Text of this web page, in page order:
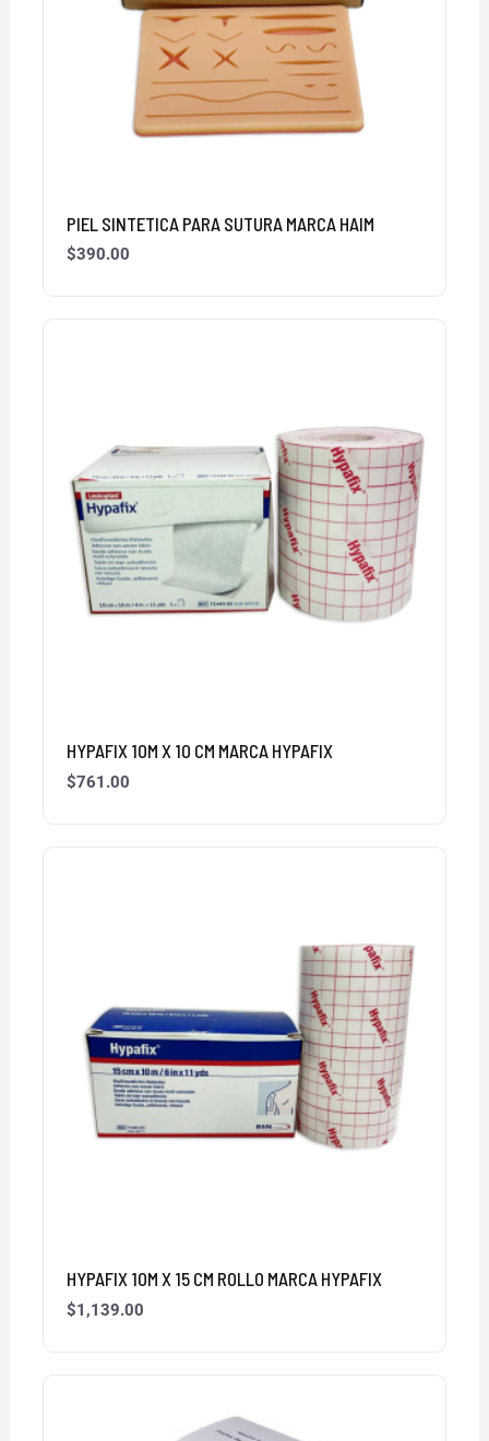
PIEL SINTETICA PARA SUTURA MARCA HAIM
$390.00
HYPAFIX 10M X 10 CM MARCA HYPAFIX
$761.00
HYPAFIX 10M X 15 CM ROLLO MARCA HYPAFIX
$1,139.00